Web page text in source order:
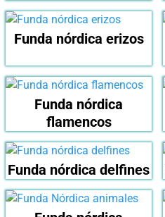
Funda nórdica erizos
Funda nórdica
flamencos
Funda nórdica delfines